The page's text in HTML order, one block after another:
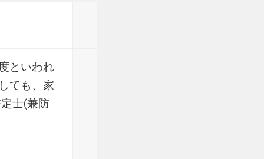
といわれ
ても、 家
士(兼防